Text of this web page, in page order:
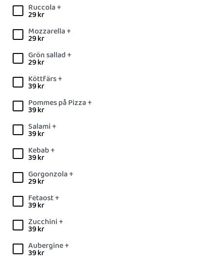
Ruccola +
29kr
Mozzarella +
29kr
Grön sallad +
29kr
Köttfärs +
39kr
Pommes på Pizza +
39kr
Salami +
39kr
Kebab +
39kr
Gorgonzola +
29kr
Fetaost +
39kr
Zucchini +
39kr
Aubergine +
39kr